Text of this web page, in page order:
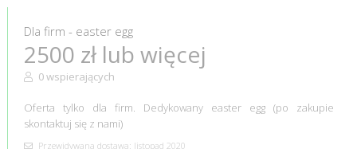
Dla firm - easter egg
2500 zł lub więcej
0 wspierających
Oferta tylko dla firm. Dedykowany easter egg (po zakupie
skontaktuj się z nami)
Przewidywana dostawa: listopad 2020